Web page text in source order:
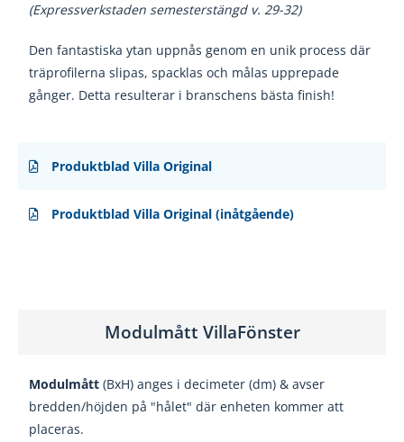
(Expressverkstaden semesterstängd v. 29-32)
Den fantastiska ytan uppnås genom en unik process där
träprofilerna slipas, spacklas och målas upprepade
gånger. Detta resulterar i branschens bästa finish!
Produktblad Villa Original
Produktblad Villa Original (inåtgående)
Modulmått VillaFönster
Modulmått (BxH) anges i decimeter (dm) & avser
bredden/höjden på "hålet" där enheten kommer att
placeras.